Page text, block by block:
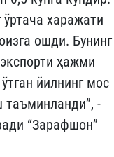
харажати
ошди. Бунинг
ҳажми
йилнинг мос
таъминланди”, -
“Зарафшон”